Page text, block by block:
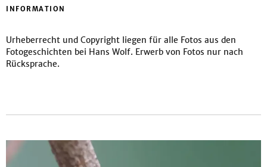
INFORMATION
Urheberrecht und Copyright liegen für alle Fotos aus den
Fotogeschichten bei Hans Wolf. Erwerb von Fotos nur nach
Rücksprache.